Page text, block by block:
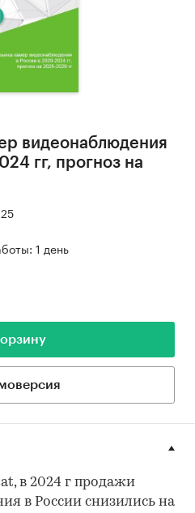
видеонаблюдения
гг, прогноз на
1 день
в 2024 г продажи
в России снизились на